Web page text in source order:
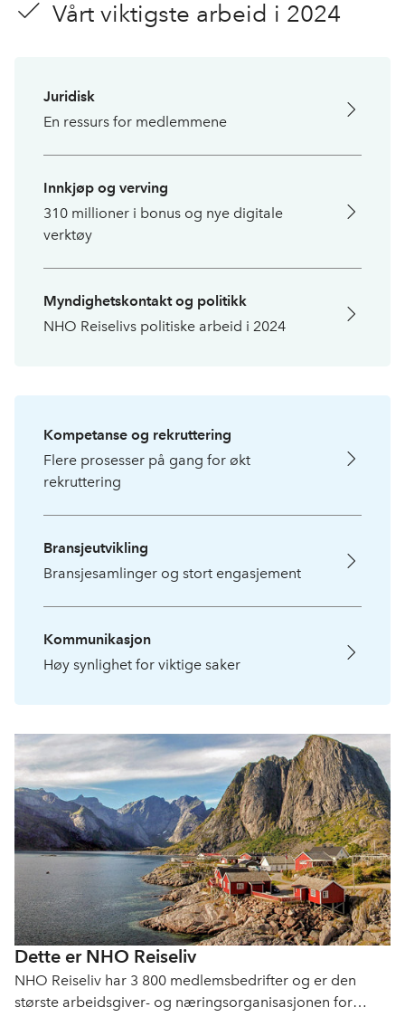
e
k
Vårt viktigste arbeid i 2024
Juridisk
En ressurs for medlemmene
Innkjøp og verving
310 millioner i bonus og nye digitale
verktøy
Myndighetskontakt og politikk
NHO Reiselivs politiske arbeid i 2024
Kompetanse og rekruttering
Flere prosesser på gang for økt
rekruttering
Bransjeutvikling
Bransjesamlinger og stort engasjement
Kommunikasjon
Høy synlighet for viktige saker
Dette er NHO Reiseliv
NHO Reiseliv har 3 800 medlemsbedrifter og er den
største arbeidsgiver- og næringsorganisasjonen for